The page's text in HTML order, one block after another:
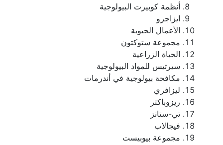
أنظمة كوبيرت البيولوجية
ايزاجرو
الأعمال الحيوية
مجموعة ستوكتون
الحياة الزراعية
سيرتيس للمواد البيولوجية
مكافحة بيولوجية في أندرمات
ليزافري
ريزوباكتر
تي-ستانز
فيجالاب
مجموعة بيوبيست